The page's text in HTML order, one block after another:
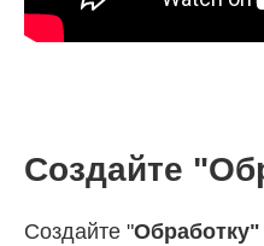
Создайте
Создайте "Обработку"